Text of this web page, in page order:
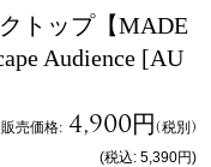
トップ【MADE
Audience [AU
販売価格: 4,900円(税別)
(税込: 5,390円)